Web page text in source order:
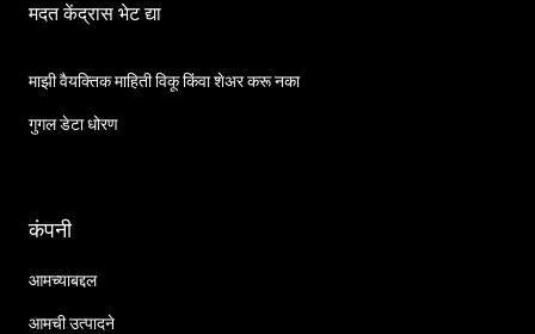
मदत केंद्रास भेट द्या
माझी वैयक्तिक माहिती विकू किंवा शेअर करू नका
गुगल डेटा धोरण
कंपनी
आमच्याबद्दल
आमची उत्पादने